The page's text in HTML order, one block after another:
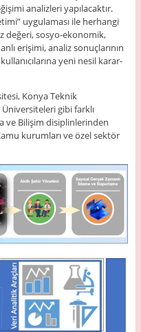
analizleri yapılacaktır.
uygulaması ile herhangi
değeri, sosyo-ekonomik,
erişimi, analiz sonuçlarının
yeni nesil karar-
Konya Teknik
gibi farklı
ve Bilişim disiplinlerinden
kurumları ve özel sektör